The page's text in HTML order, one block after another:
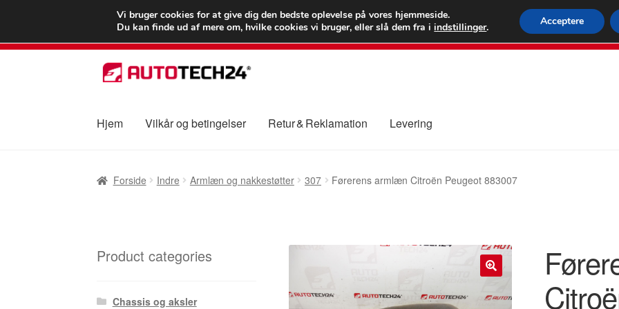
LEVERING fra 55 kr.
FEDEX
80 82
Spring
til
Spring
til
Hjem Vilkår og betingelser Retur & Reklamation Levering
Forside Indre Armlæn og nakkestøtter 307 Førerens armlæn Citroën Peugeot 883007
Product categories
Chassis og aksler
Vi bruger cookies for at give dig den bedste oplevelse på vores hjemmeside.
Du kan finde ud af mere om, hvilke cookies vi bruger, eller slå dem fra iindstillinger. Acceptere